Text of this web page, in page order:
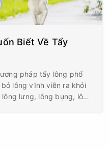
Biết Về Tẩy
pháp tẩy lông phổ
lông vĩnh viễn ra khỏi
lưng, lông bụng, lông